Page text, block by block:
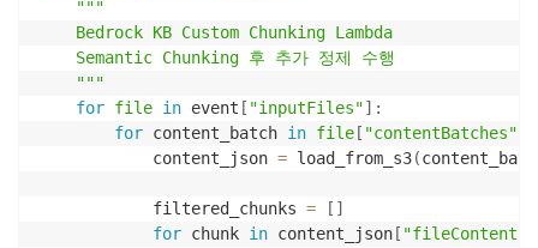
"""
    Bedrock KB Custom Chunking Lambda
    Semantic Chunking 후 추가 정제 수행
    """
for file in event [ "inputFiles"] :
for content_batch in file [ "contentBatches"
            content_json
= load_from_s3(
            filtered_chunks
= [ ]
for chunk in content_json [ "fileContents"